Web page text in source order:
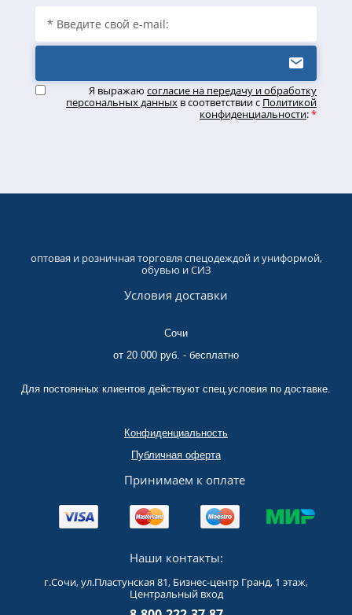
Я выражаю согласие на передачу и обработку
персональных данных в соответствии с Политикой
конфиденциальности:*
оптовая и розничная торговля спецодеждой и униформой,
обувью и СИЗ
Условия доставки
Сочи
от 20 000 руб. - бесплатно
Для постоянных клиентов действуют спец.условия по доставке.
Конфиденциальность
Публичная оферта
Принимаем к оплате
Наши контакты:
г.Сочи, ул.Пластунская 81, Бизнес-центр Гранд, 1 этаж,
Центральный вход